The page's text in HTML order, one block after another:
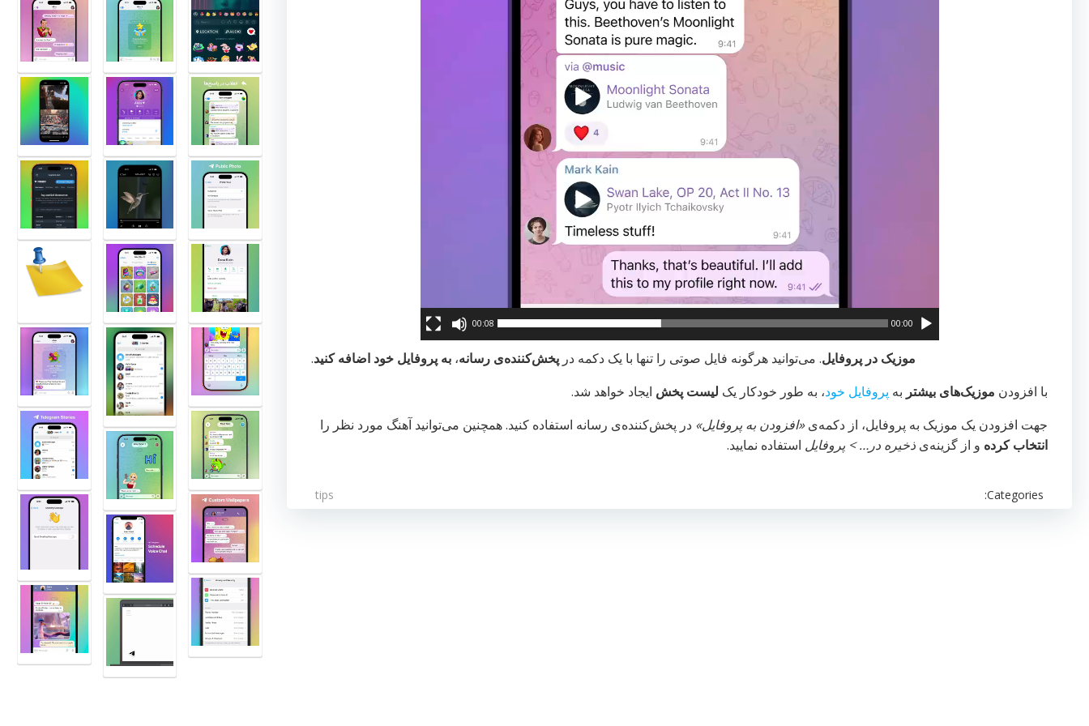
00:00
00:08
موزیک در پروفایل. می‌توانید هرگونه فایل صوتی را تنها با یک دکمه در پخش‌کننده‌ی رسانه، به پروفایل خود اضافه کنید.
با افزودن موزیک‌های بیشتر به پروفایل خود، به طور خودکار یک لیست پخش ایجاد خواهد شد.
جهت افزودن یک موزیک به پروفایل، از دکمه‌ی«افزودن به پروفایل» در پخش‌کننده‌ی رسانه استفاده کنید. همچنین می‌توانید آهنگ مورد نظر را
انتخاب کرده و از گزینه‌ی ذخیره در… > پروفایل استفاده نمایید.
Categories:
tips